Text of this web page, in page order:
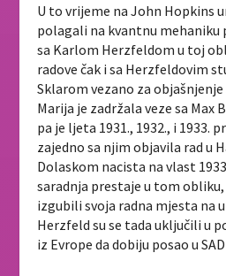
U to vrijeme na John Hopkins
polagali na kvantnu mehaniku
sa Karlom Herzfeldom u toj
radove čak i sa Herzfeldovim
Sklarom vezano za
Marija je zadržala veze sa Max
pa je ljeta 1931., 1932., i 1933.
zajedno sa njim objavila rad u
Dolaskom nacista na vlast
saradnja prestaje u tom
izgubili svoja radna mjesta na
Herzfeld su se tada uključili u
iz Evrope da dobiju posao u